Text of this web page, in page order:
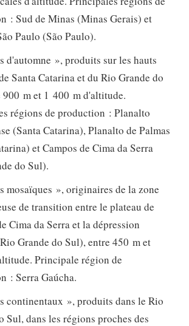
: Sud de Minas (Minas Gerais) et
Paulo (São Paulo).
d'automne », produits sur les hauts
Santa Catarina et du Rio Grande do
900 m et 1 400 m d'altitude.
régions de production : Planalto
(Santa Catarina), Planalto de Palmas
et Campos de Cima da Serra
do Sul).
mosaïques », originaires de la zone
de transition entre le plateau de
Cima da Serra et la dépression
Grande do Sul), entre 450 m et
Principale région de
: Serra Gaúcha.
continentaux », produits dans le Rio
Sul, dans les régions proches des